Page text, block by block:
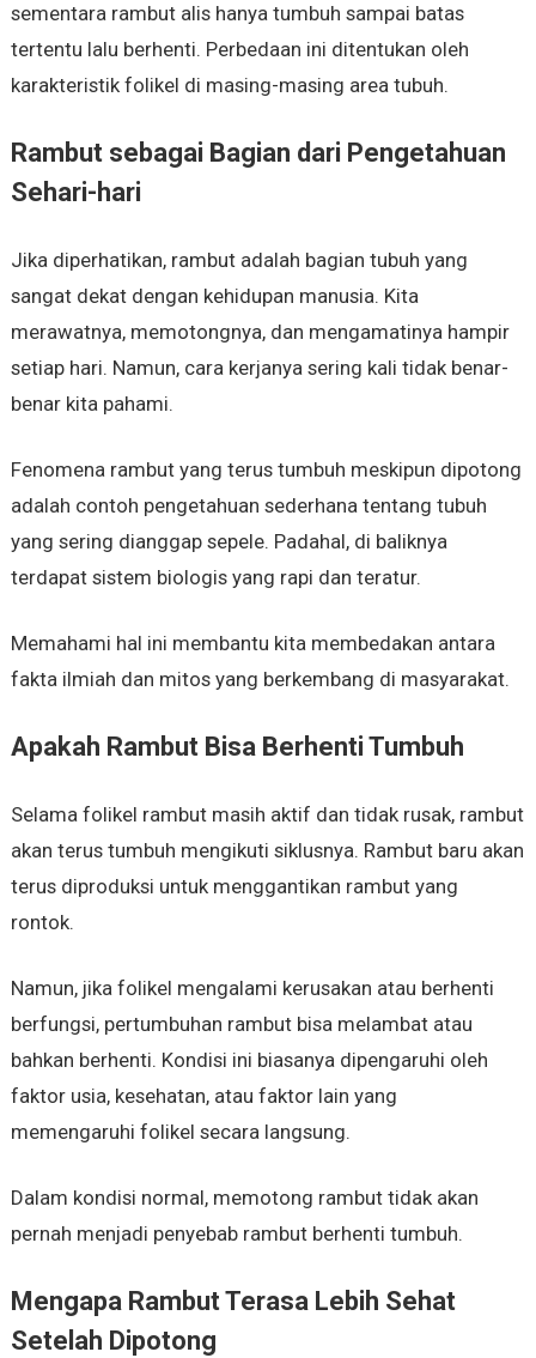
sementara rambut alis hanya tumbuh sampai batas
tertentu lalu berhenti. Perbedaan ini ditentukan oleh
karakteristik folikel di masing-masing area tubuh.
Rambut sebagai Bagian dari Pengetahuan
Sehari-hari
Jika diperhatikan, rambut adalah bagian tubuh yang
sangat dekat dengan kehidupan manusia. Kita
merawatnya, memotongnya, dan mengamatinya hampir
setiap hari. Namun, cara kerjanya sering kali tidak benar-
benar kita pahami.
Fenomena rambut yang terus tumbuh meskipun dipotong
adalah contoh pengetahuan sederhana tentang tubuh
yang sering dianggap sepele. Padahal, di baliknya
terdapat sistem biologis yang rapi dan teratur.
Memahami hal ini membantu kita membedakan antara
fakta ilmiah dan mitos yang berkembang di masyarakat.
Apakah Rambut Bisa Berhenti Tumbuh
Selama folikel rambut masih aktif dan tidak rusak, rambut
akan terus tumbuh mengikuti siklusnya. Rambut baru akan
terus diproduksi untuk menggantikan rambut yang
rontok.
Namun, jika folikel mengalami kerusakan atau berhenti
berfungsi, pertumbuhan rambut bisa melambat atau
bahkan berhenti. Kondisi ini biasanya dipengaruhi oleh
faktor usia, kesehatan, atau faktor lain yang
memengaruhi folikel secara langsung.
Dalam kondisi normal, memotong rambut tidak akan
pernah menjadi penyebab rambut berhenti tumbuh.
Mengapa Rambut Terasa Lebih Sehat
Setelah Dipotong